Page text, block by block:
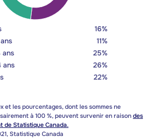
16%
11%
ans
25%
ans
26%
22%
et les pourcentages, dont les sommes ne
à 100 %, peuvent survenir en raisondes
de Statistique Canada.
Statistique Canada